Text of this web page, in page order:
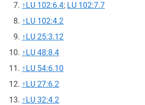
↑LU 102:6.4; LU 102:7.7
↑LU 102:4.2
↑LU 25:3.12
↑LU 48:8.4
↑LU 54:6.10
↑LU 27:6.2
↑LU 32:4.2